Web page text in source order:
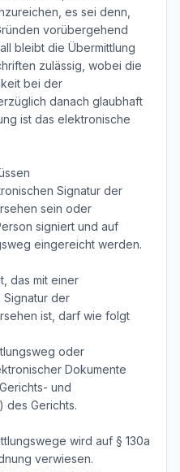
es sei denn,
vorübergehend
bleibt die Übermittlung
zulässig, wobei die
bei der
danach glaubhaft
ist das elektronische
Signatur der
sein oder
signiert und auf
eingereicht werden.
das mit einer
der
ist, darf wie folgt
oder
Dokumente
und
des Gerichts.
wird auf § 130a
verwiesen.